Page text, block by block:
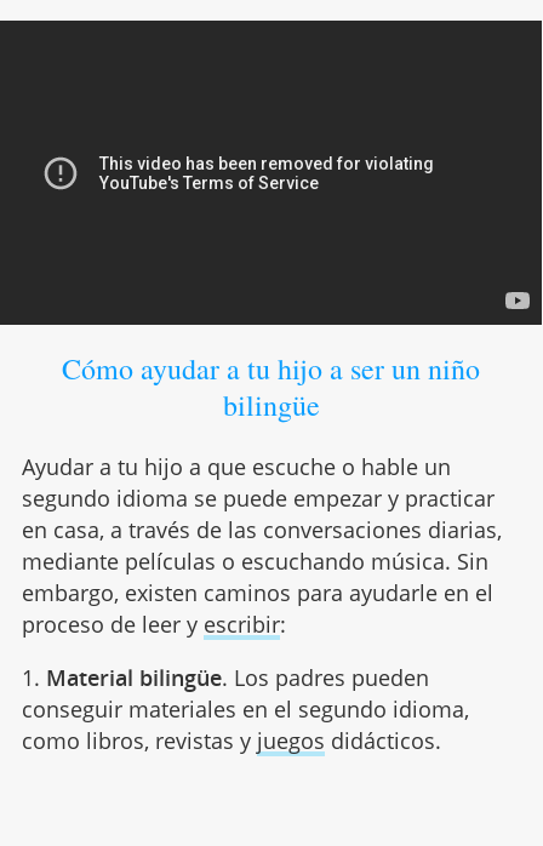
Cómo ayudar a tu hijo a ser un niño
bilingüe
Ayudar a tu hijo a que escuche o hable un
segundo idioma se puede empezar y practicar
en casa, a través de las conversaciones diarias,
mediante películas o escuchando música. Sin
embargo, existen caminos para ayudarle en el
proceso de leer y escribir:
1. Material bilingüe. Los padres pueden
conseguir materiales en el segundo idioma,
como libros, revistas y juegos didácticos.